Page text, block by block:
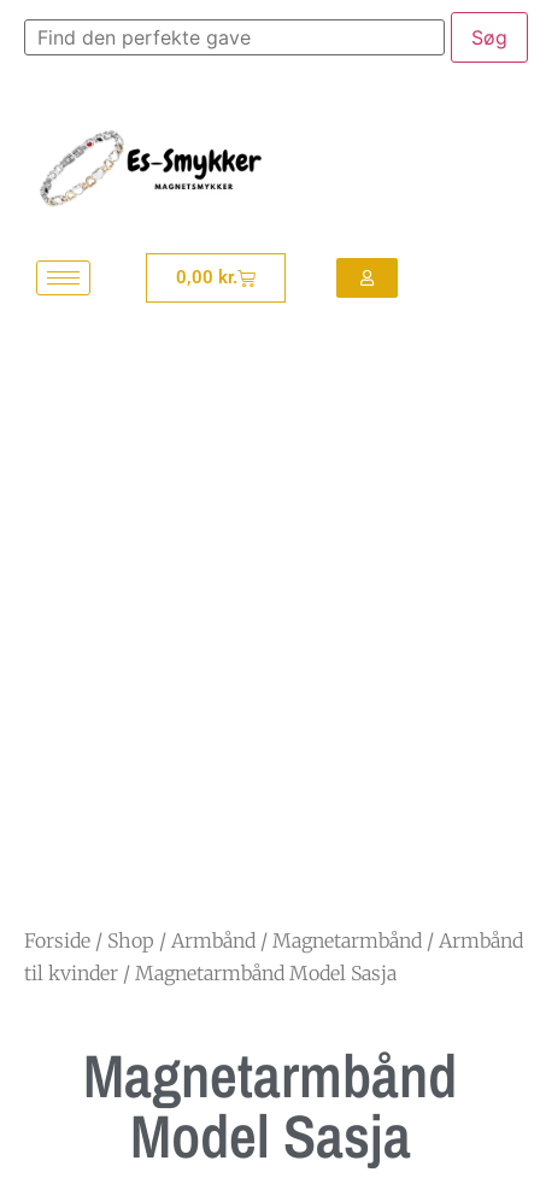
0,00 kr.
Forside / Shop / Armbånd / Magnetarmbånd / Armbånd
til kvinder / Magnetarmbånd Model Sasja
Magnetarmbånd
Model Sasja